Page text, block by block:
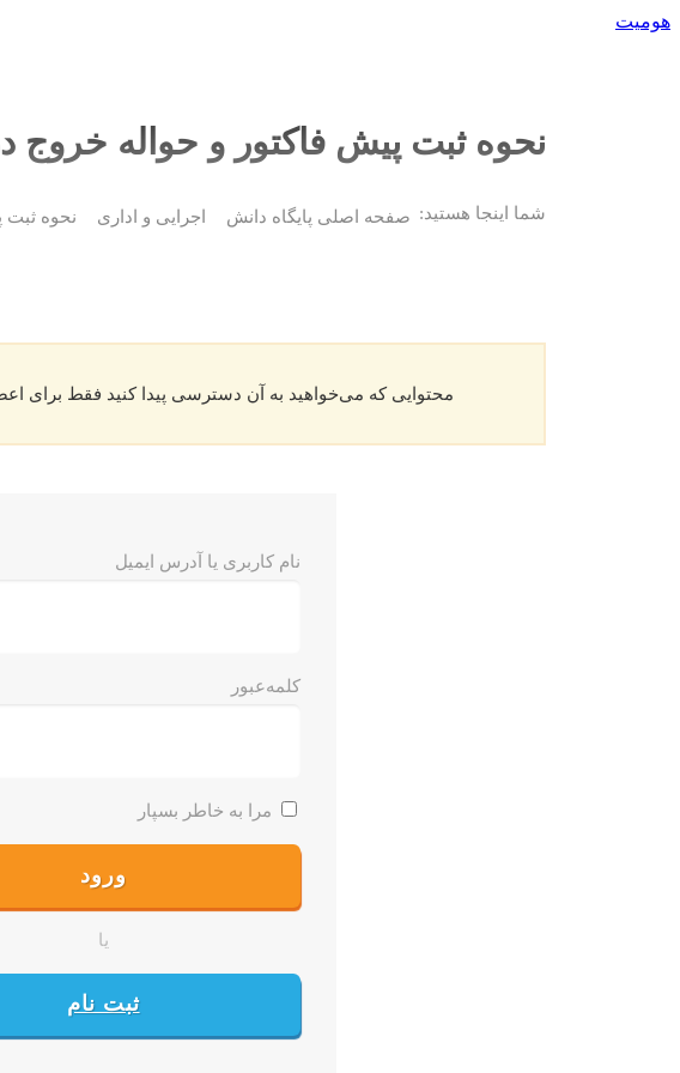
پرش
هومیت
نحوه ثبت پیش فاکتور و حواله خروج
شما اینجا هستید: صفحه اصلی پایگاه دانش اجرایی و اداری نحوه ثبت
محتوایی که می‌خواهید به آن دسترسی پیدا کنید فقط برای
نام کاربری یا آدرس ایمیل
کلمه‌عبور
مرا به خاطر بسپار
یا
ثبت نام